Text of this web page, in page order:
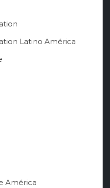
Latino América
América